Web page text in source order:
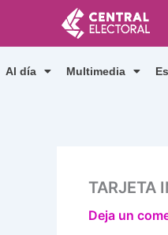
contenido
Al día Multimedia
TARJETA
Deja un